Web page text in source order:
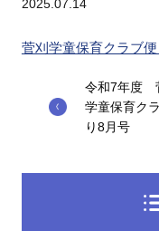
2025.07.14
菅刈学童保育クラブ
令和7年度
学童保育ク
り8月号